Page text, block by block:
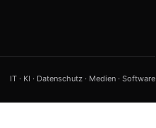
IT · KI · Datenschutz · Medien · Software